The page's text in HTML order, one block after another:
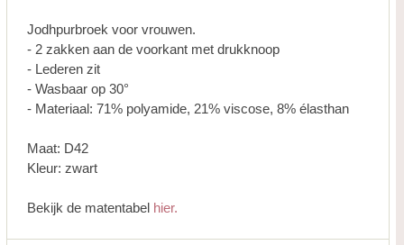
Jodhpurbroek voor vrouwen.
- 2 zakken aan de voorkant met drukknoop
- Lederen zit
- Wasbaar op 30°
- Materiaal: 71% polyamide, 21% viscose, 8% élasthan
Maat: D42
Kleur: zwart
Bekijk de matentabel hier.